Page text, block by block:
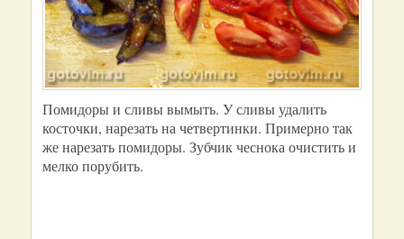
Помидоры и сливы вымыть. У сливы удалить
косточки, нарезать на четвертинки. Примерно так
же нарезать помидоры. Зубчик чеснока очистить и
мелко порубить.